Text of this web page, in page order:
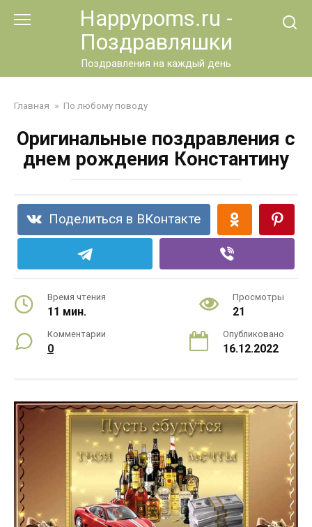
Happypoms.ru -
Поздравляшки
Поздравления на каждый день
Главная » По любому поводу
Оригинальные поздравления с
днем рождения Константину
Поделиться в ВКонтакте
Время чтения
11 мин.
Просмотры
21
Комментарии
0
Опубликовано
16.12.2022